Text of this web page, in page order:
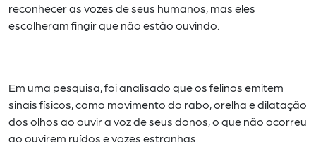
reconhecer as vozes de seus humanos, mas eles
escolheram fingir que não estão ouvindo.
Em uma pesquisa, foi analisado que os felinos emitem
sinais físicos, como movimento do rabo, orelha edilatação
dos olhos ao ouvir a voz de seus donos, o que não ocorreu
ao ouvirem ruídos e vozes estranhas.